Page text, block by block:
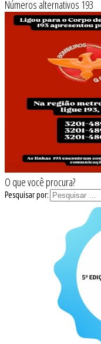
Números alternativos 193
O que você procura?
Pesquisar por: